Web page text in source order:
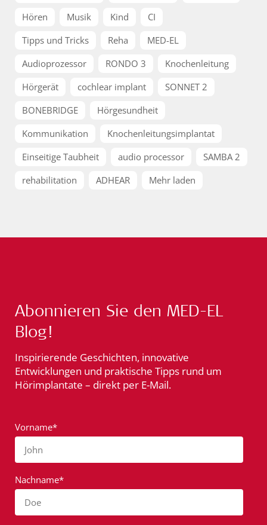
Hören
Musik Kind
CI
Tipps und Tricks
Reha
MED-EL
Audioprozessor
RONDO 3
Knochenleitung
Hörgerät
cochlear implant
SONNET 2
BONEBRIDGE
Hörgesundheit
Kommunikation
Knochenleitungsimplantat
Einseitige Taubheit
audio processor
SAMBA 2
rehabilitation
ADHEAR Mehr laden
Abonnieren Sie den MED-EL
Blog!
Inspirierende Geschichten, innovative
Entwicklungen und praktische Tipps rund um
Hörimplantate – direkt per E-Mail.
Vorname*
John
Nachname*
Doe